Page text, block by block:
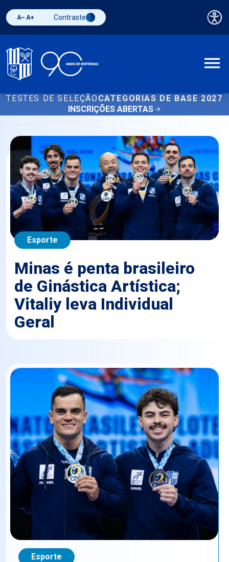
Diminuir fonte
Aumentar fonteAlternar contraste
Contraste
TESTES DE SELEÇÃO CATEGORIAS DE BASE 2027
INSCRIÇÕES ABERTAS
Esporte
Minas é penta brasileiro
de Ginástica Artística;
Vitaliy leva Individual
Geral
Esporte